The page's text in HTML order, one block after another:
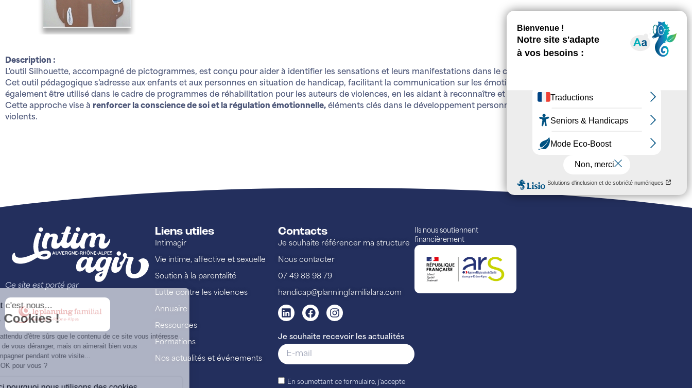
Description :
L'outil Silhouette, accompagné de pictogrammes, est conçu pour aider à identifier les sensations et leurs manifestations dans le corps.
Cet outil pédagogique s'adresse aux enfants et aux personnes en situation de handicap, facilitant la communication sur les émotions et les sensations corporelles. Il peut
également être utilisé dans le cadre de programmes de réhabilitation pour les auteurs de violences, en les aidant à reconnaître et à gérer l'expression de leurs émotions.
Cette approche vise à renforcer la conscience de soi et la régulation émotionnelle, éléments clés dans le développement personnel et la prévention des comportements
violents.
Ce site est porté par
Liens utiles
Intimagir
Vie intime, affective et sexuelle
Soutien à la parentalité
Lutte contre les violences
Annuaire
Ressources
Formations
Nos actualités et événements
Contacts
Je souhaite référencer ma structure
Nous contacter
07 49 88 98 79
handicap@planningfamilialara.com
Je souhaite recevoir les actualités
En soumettant ce formulaire, j'accepte
Ils nous soutiennent
financièrement